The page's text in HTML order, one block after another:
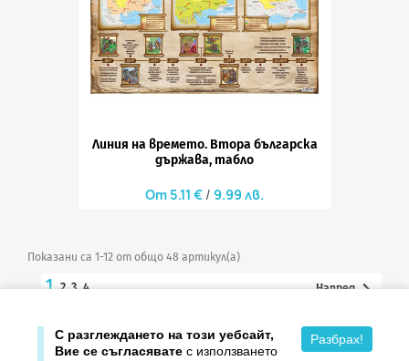
Линия на времето. Втора българска
държава, табло
5.11 € 9.99 лв.
Показани са 1-12 от общо 48 артикул(а)
1234 Напред
Върнете се в началото
С разглеждането на този уебсайт,
Вие се съгласявате с използването
Разбрах!